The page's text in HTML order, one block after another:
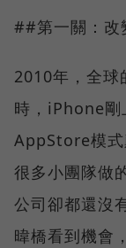
##第一關：改
2010年，全球
時，iPhone剛
AppStore模式
很多小團隊做
公司卻都還沒
暐橋看到機會